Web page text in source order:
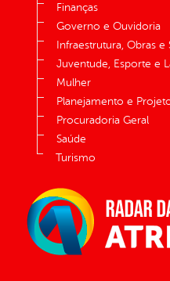
Finanças
Governo e Ouvidoria
Infraestrutura, Obras
Juventude, Esporte e
Mulher
Planejamento e
Procuradoria Geral
Saúde
Turismo